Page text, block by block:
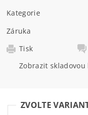
Kategorie
Záruka
Tisk
Zobrazit skladovou
ZVOLTE